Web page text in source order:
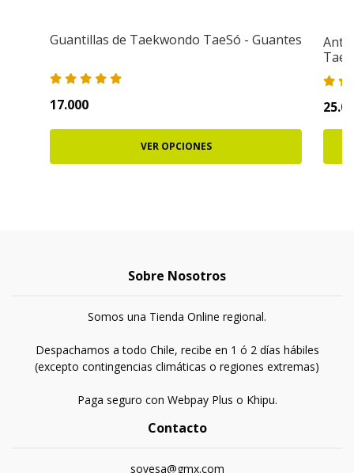
Guantillas de Taekwondo TaeSó - Guantes
17.000
VER OPCIONES
Sobre Nosotros
Somos una Tienda Online regional.
Despachamos a todo Chile, recibe en 1 ó 2 días hábiles
(excepto contingencias climáticas o regiones extremas)
Paga seguro con Webpay Plus o Khipu.
Contacto
sovesa@gmx.com